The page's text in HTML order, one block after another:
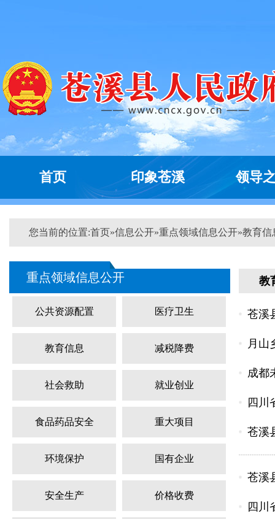
首页 印象苍溪 领导
您当前的位置:首页»信息公开»重点领域信息公开»教育信
重点领域信息公开
公共资源配置 医疗卫生
教育信息 减税降费
社会救助 就业创业
食品药品安全 重大项目
环境保护 国有企业
安全生产 价格收费
教
苍溪
月山
成都
四川
苍溪
苍溪
四川